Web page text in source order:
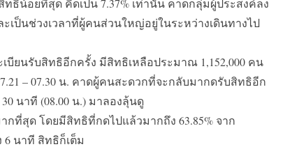
ทธิน้อยที่สุด คิดเป็น7.37% เท่านั้น คาดกลุ่มผู้ประสงค์ลง
เป็นช่วงเวลาที่ผู้คนส่วนใหญ่อยู่ในระหว่างเดินทางไป
เบียนรับสิทธิอีกครั้ง มีสิทธิเหลือประมาณ 1,152,000 คน
– 07.30 น. คาดผู้คนสะดวกที่จะกลับมากดรับสิทธิอีก
30 นาที (08.00 น.) มาลองลุ้นดู
กที่สุด โดยมีสิทธิที่กดไปแล้วมากถึง 63.85% จาก
6 นาที สิทธิก็เต็ม